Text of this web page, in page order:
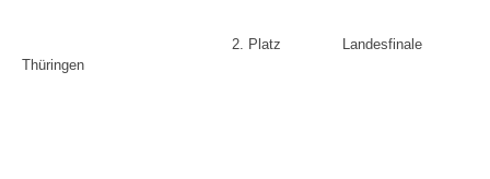
2. Platz
Landesfinale
Thüringen